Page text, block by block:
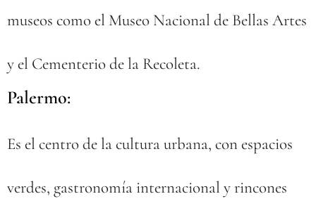
museos como el Museo Nacional de Bellas Artes
y el Cementerio de la Recoleta.
Palermo:
Es el centro de la cultura urbana, con espacios
verdes, gastronomía internacional y rincones